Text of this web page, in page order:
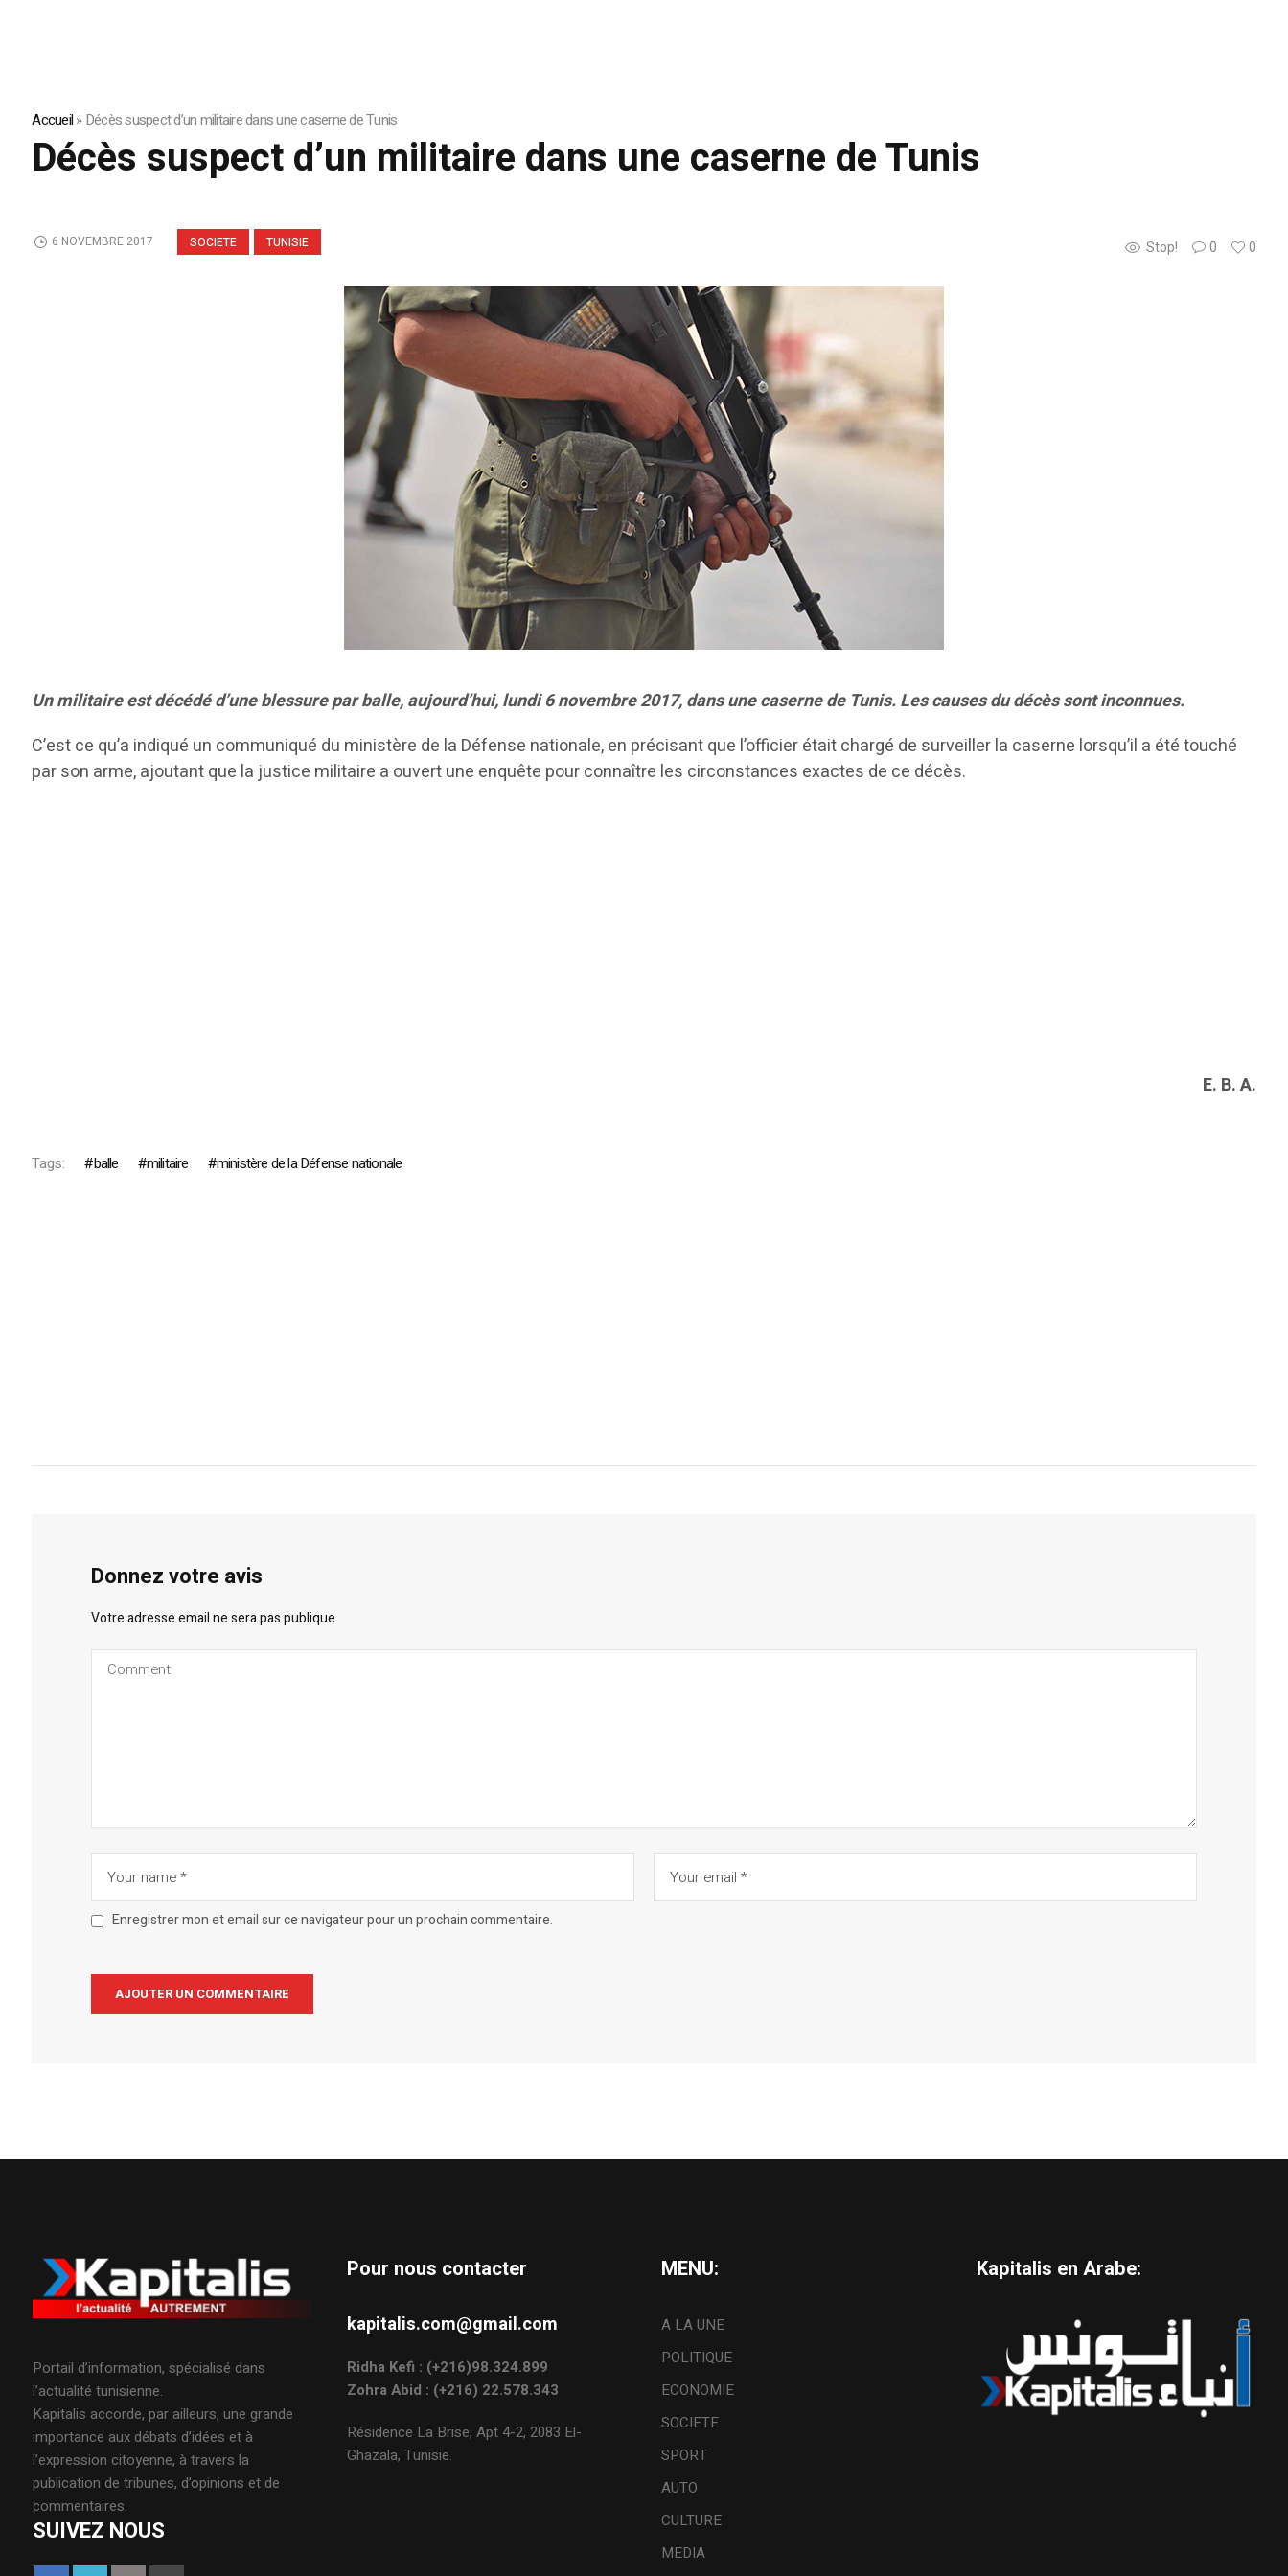
Accueil»Décès suspect d’un militaire dans une caserne de Tunis
Décès suspect d’un militaire dans une caserne de Tunis
SOCIETE TUNISIE Stop! 0 0
6 NOVEMBRE 2017
Un militaire est décédé d’une blessure par balle, aujourd’hui, lundi 6 novembre 2017, dans une caserne de Tunis. Les causes du décès sont inconnues.
C’est ce qu’a indiqué un communiqué du ministère de la Défense nationale, en précisant que l’officier était chargé de surveiller la caserne lorsqu’il a été touché
par son arme, ajoutant que la justice militaire a ouvert une enquête pour connaître les circonstances exactes de ce décès.
E. B. A.
Tags: balle militaire ministère de la Défense nationale
Donnez votre avis
Votre adresse email ne sera pas publique.
Enregistrer mon et email sur ce navigateur pour un prochain commentaire.
Portail d’information, spécialisé dans
l’actualité tunisienne.
Kapitalis accorde, par ailleurs, une grande
importance aux débats d’idées et à
l’expression citoyenne, à travers la
publication de tribunes, d’opinions et de
commentaires.
SUIVEZ NOUS
Pour nous contacter
kapitalis.com@gmail.com
Ridha Kefi : (+216)98.324.899
Zohra Abid : (+216) 22.578.343
Résidence La Brise, Apt 4-2, 2083 El-
Ghazala, Tunisie.
MENU:
A LA UNE
POLITIQUE
ECONOMIE
SOCIETE
SPORT
AUTO
CULTURE
MEDIA
Kapitalis en Arabe: